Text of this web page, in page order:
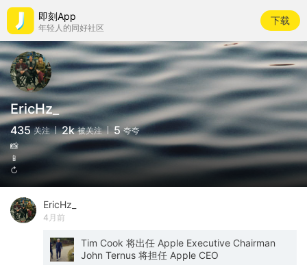
即刻App
年轻人的同好社区
下载
EricHz_
435 关注 2k 被关注 5 夸夸
📸
📱
↻
EricHz_
4月前
Tim Cook 将出任 Apple Executive Chairman
John Ternus 将担任 Apple CEO